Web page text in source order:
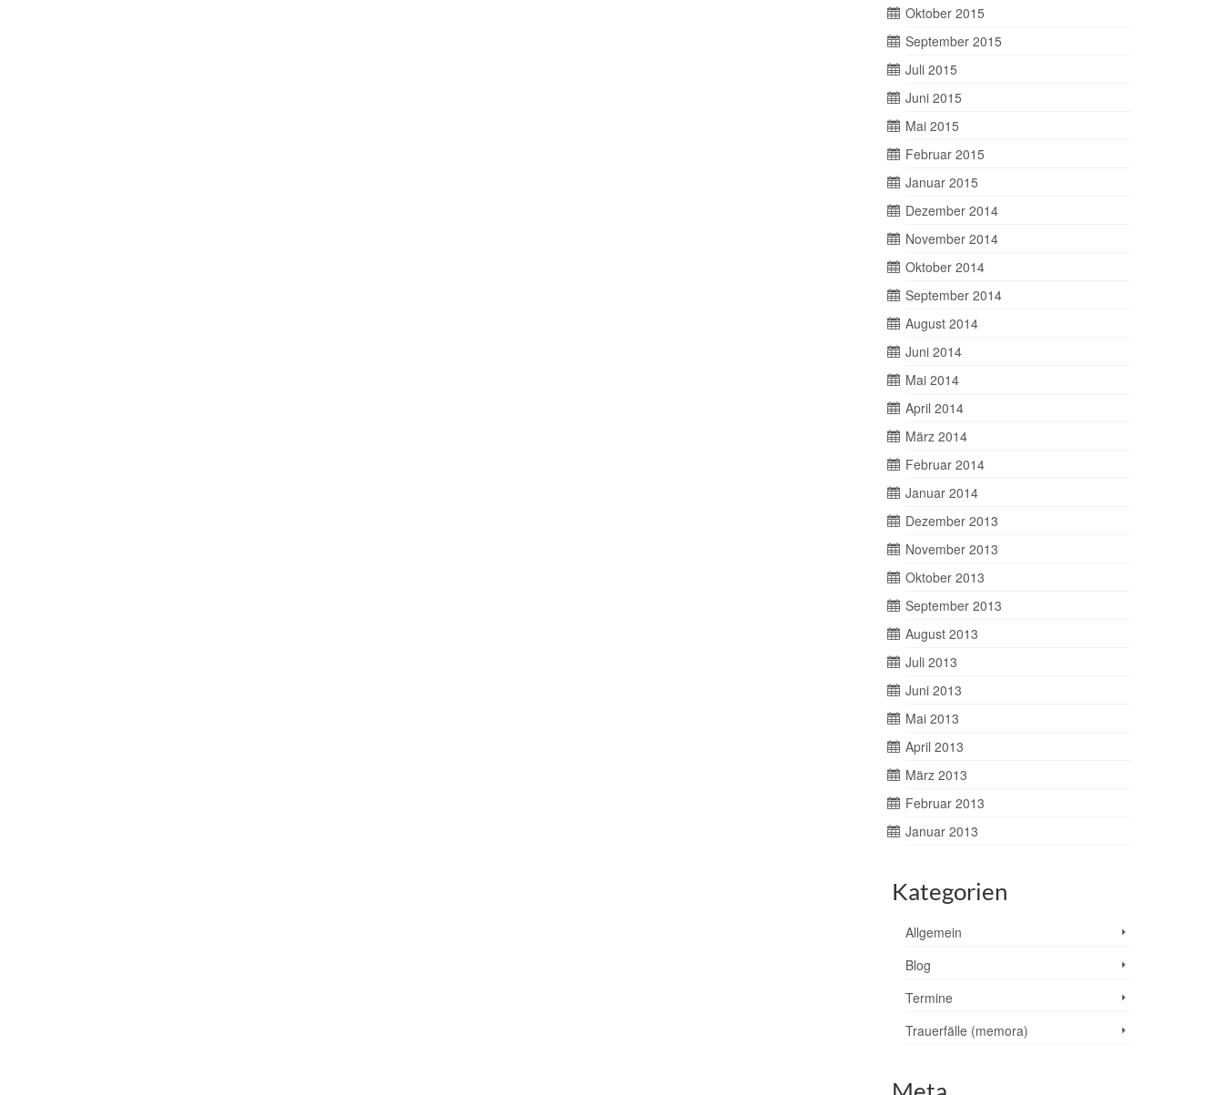
Oktober 2015
September 2015
Juli 2015
Juni 2015
Mai 2015
Februar 2015
Januar 2015
Dezember 2014
November 2014
Oktober 2014
September 2014
August 2014
Juni 2014
Mai 2014
April 2014
März 2014
Februar 2014
Januar 2014
Dezember 2013
November 2013
Oktober 2013
September 2013
August 2013
Juli 2013
Juni 2013
Mai 2013
April 2013
März 2013
Februar 2013
Januar 2013
Kategorien
Allgemein
Blog
Termine
Trauerfälle (memora)